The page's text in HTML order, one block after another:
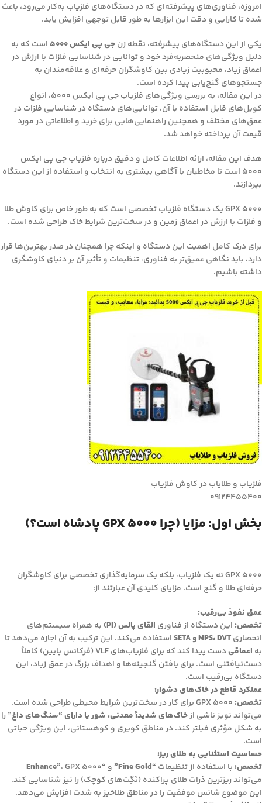
امروزه، فناوری‌های پیشرفته‌ای که در دستگاه‌های فلزیاب به‌کار می‌رود، باعث
شده تا کارایی و دقت این ابزارها به طور قابل توجهی افزایش یابد.
یکی از این دستگاه‌های پیشرفته، نقطه زنجی پی ایکس ۵۰۰۰
است که به
دلیل ویژگی‌های منحصربه‌فرد خود و توانایی در شناسایی فلزات با ارزش در
اعماق زیاد، محبوبیت زیادی بین کاوشگران حرفه‌ای و علاقه‌مندان به
جستجوهای گنج‌یابی پیدا کرده است.
در این مقاله، به بررسی ویژگی‌های فلزیاب جی پی ایکس ۵۰۰۰، انواع
کویل‌های قابل استفاده با آن، توانایی‌های دستگاه در شناسایی فلزات در
عمق‌های مختلف و همچنین راهنمایی‌هایی برای خرید و اطلاعاتی در مورد
قیمت آن پرداخته خواهد شد.
هدف این مقاله، ارائه اطلاعات کامل و دقیق درباره فلزیاب جی پی ایکس
۵۰۰۰ است تا مخاطبان با آگاهی بیشتری به انتخاب و استفاده از این دستگاه
بپردازند.
GPX 5000 یک دستگاه فلزیاب تخصصی است که به طور خاص برای کاوش طلا
و فلزات با ارزش در اعماق زمین و در سخت‌ترین شرایط خاک طراحی شده است.
برای درک کامل اهمیت این دستگاه و اینکه چرا همچنان در صدر بهترین‌ها قرار
دارد، باید نگاهی عمیق‌تر به فناوری، تنظیمات و تأثیر آن بر دنیای کاوشگری
داشته باشیم.
فلزیاب و طلایاب در کاوش فلزیاب
09124455400
بخش اول: مزایا (چرا GPX 5000 پادشاه است؟)
GPX 5000 نه یک فلزیاب، بلکه یک سرمایه‌گذاری تخصصی برای کاوشگران
حرفه‌ای طلا و گنج است. مزایای کلیدی آن عبارتند از:
عمق نفوذ بی‌رقیب:
تخصص: این دستگاه از فناوری القای پالس (PI)
به همراه سیستم‌های
انحصاریMPS، DVT و SETA
استفاده می‌کند. این ترکیب به آن اجازه می‌دهد تا
به اعماقی
دست پیدا کند که برای فلزیاب‌های VLF (فرکانس پایین) کاملاً
دست‌نیافتنی است. برای یافتن گنجینه‌ها و اهداف بزرگ در عمق زیاد، این
دستگاه بی‌رقیب است.
عملکرد قاطع در خاک‌های دشوار:
تخصص:
GPX 5000 برای کار در سخت‌ترین شرایط محیطی طراحی شده است.
می‌تواند نویز ناشی ازخاک‌های شدیداً معدنی، شور یا دارای “سنگ‌های داغ” را
به شکل مؤثری فیلتر کند. در مناطق کویری و کوهستانی، این ویژگی حیاتی
است.
حساسیت استثنایی به طلای ریز:
تخصص: با استفاده از تنظیمات “Fine Gold” و “Enhance”، GPX 5000
می‌تواند ریزترین ذرات طلای پراکنده (نَگِت‌های کوچک) را نیز شناسایی کند.
این موضوع شانس موفقیت را در مناطق طلاخیز به شدت افزایش می‌دهد.